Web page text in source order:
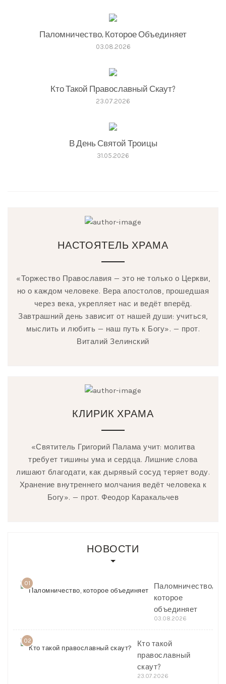
Паломничество, Которое Объединяет
03.08.2026
Кто Такой Православный Скаут?
23.07.2026
В День Святой Троицы
31.05.2026
НАСТОЯТЕЛЬ ХРАМА
«Торжество Православия — это не только о Церкви,
но о каждом человеке. Вера апостолов, прошедшая
через века, укрепляет нас и ведёт вперёд.
Завтрашний день зависит от нашей души: учиться,
мыслить и любить — наш путь к Богу». — прот.
Виталий Зелинский
КЛИРИК ХРАМА
«Святитель Григорий Палама учит: молитва
требует тишины ума и сердца. Лишние слова
лишают благодати, как дырявый сосуд теряет воду.
Хранение внутреннего молчания ведёт человека к
Богу». — прот. Феодор Каракальчев
НОВОСТИ
01
Паломничество,
которое
объединяет
03.08.2026
02
Кто такой
православный
скаут?
23.07.2026